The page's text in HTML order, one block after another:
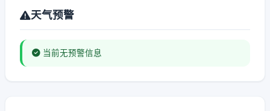
天气预警
当前无预警信息